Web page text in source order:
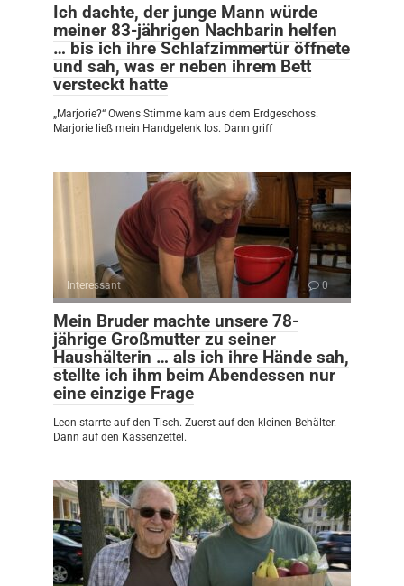
Ich dachte, der junge Mann würde
meiner 83-jährigen Nachbarin helfen
… bis ich ihre Schlafzimmertür öffnete
und sah, was er neben ihrem Bett
versteckt hatte
„Marjorie?“ Owens Stimme kam aus dem Erdgeschoss.
Marjorie ließ mein Handgelenk los. Dann griff
Interessant 0
Mein Bruder machte unsere 78-
jährige Großmutter zu seiner
Haushälterin … als ich ihre Hände sah,
stellte ich ihm beim Abendessen nur
eine einzige Frage
Leon starrte auf den Tisch. Zuerst auf den kleinen Behälter.
Dann auf den Kassenzettel.